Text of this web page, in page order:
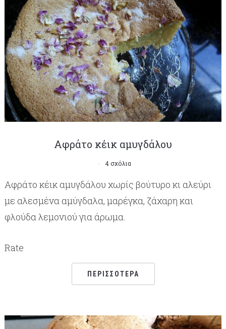
Αφράτο κέικ αμυγδάλου
4 σχόλια
Αφράτο κέικ αμυγδάλου χωρίς βούτυρο κι αλεύρι
με αλεσμένα αμύγδαλα, μαρέγκα, ζάχαρη και
φλούδα λεμονιού για άρωμα.
Rate
ΠΕΡΙΣΣΌΤΕΡΑ